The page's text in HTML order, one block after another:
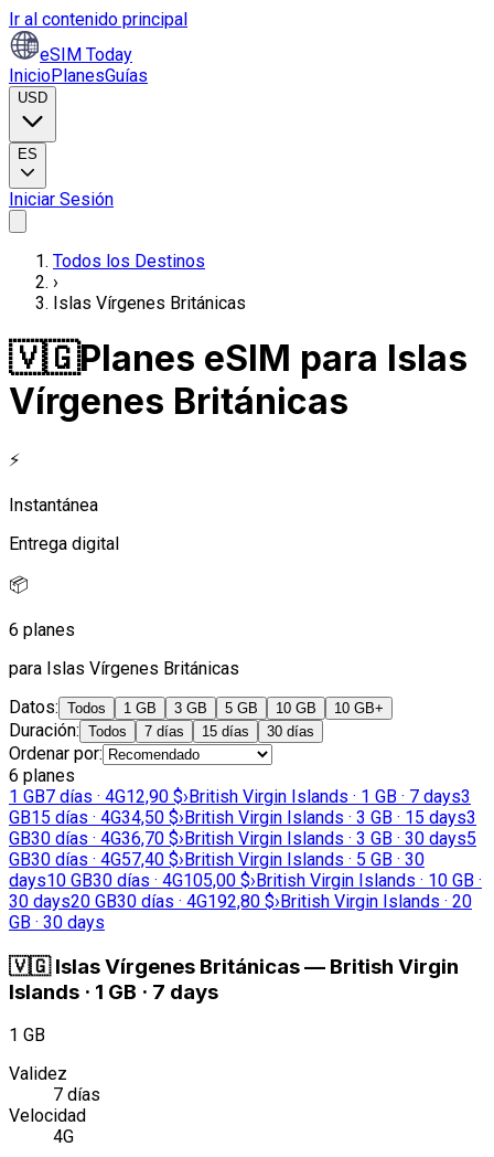
Ir al contenido principal
eSIM Today
InicioPlanesGuías
USD
ES
Iniciar Sesión
Todos los Destinos
›
Islas Vírgenes Británicas
🇻🇬Planes eSIM para Islas
Vírgenes Británicas
⚡
Instantánea
Entrega digital
📦
6 planes
para Islas Vírgenes Británicas
Datos: Todos 1 GB 3 GB 5 GB 10 GB 10 GB+
Duración: Todos 7 días 15 días 30 días
Ordenar por:
6 planes
1 GB7 días · 4G12,90 $›British Virgin Islands · 1 GB · 7 days3
GB15 días · 4G34,50 $›British Virgin Islands · 3 GB · 15 days3
GB30 días · 4G36,70 $›British Virgin Islands · 3 GB · 30 days5
GB30 días · 4G57,40 $›British Virgin Islands · 5 GB · 30
days10 GB30 días · 4G105,00 $›British Virgin Islands · 10 GB ·
30 days20 GB30 días · 4G192,80 $›British Virgin Islands · 20
GB · 30 days
🇻🇬 Islas Vírgenes Británicas— British Virgin
Islands · 1 GB · 7 days
1 GB
Validez
7 días
Velocidad
4G